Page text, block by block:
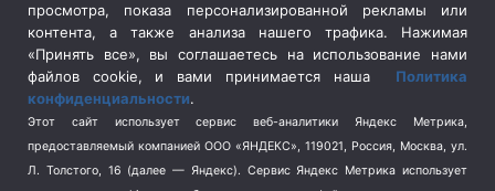
Социальная политика
(3)
Спецоперация в Украине
Спецоперация на Украине
(404)
Спорт (740)
Терроризм (1)
просмотра, показа персонализированной рекламы или
контента, а также анализа нашего трафика. Нажимая
«Принять все», вы соглашаетесь на использование нами
файлов cookie, и вами принимается наша Политика
конфиденциальности.
Этот сайт использует сервис веб-аналитики Яндекс Метрика,
предоставляемый компанией ООО «ЯНДЕКС», 119021, Россия, Москва, ул.
Л. Толстого, 16 (далее — Яндекс). Сервис Яндекс Метрика использует